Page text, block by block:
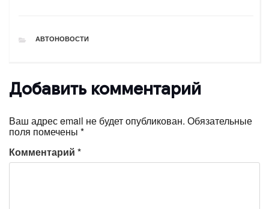
РУБРИКИ
АВТОНОВОСТИ
Добавить комментарий
Ваш адрес email не будет опубликован. Обязательные
поля помечены *
Комментарий *